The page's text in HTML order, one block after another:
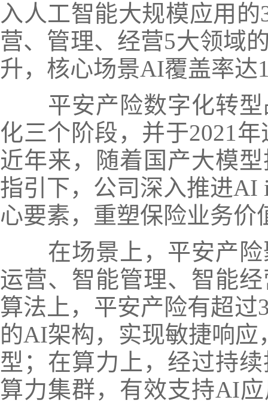
入人工智能大规模应用
营、管理、经营5大领域
升，核心场景AI覆盖率达
平安产险数字化转
化三个阶段，并于2021
近年来，随着国产大模
指引下，公司深入推进
心要素，重塑保险业务价
在场景上，平安产
运营、智能管理、智能
算法上，平安产险有超过
的AI架构，实现敏捷响
型；在算力上，经过持
算力集群，有效支持AI